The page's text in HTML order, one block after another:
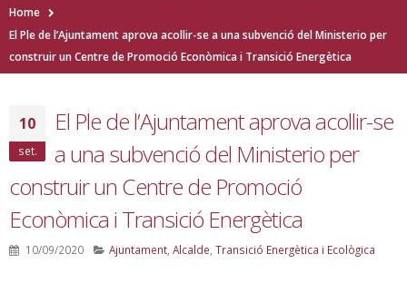
Home
El Ple de l’Ajuntament aprova acollir-se a una subvenció del Ministerio per
construir un Centre de Promoció Econòmica i Transició Energètica
10
set.
El Ple de l’Ajuntament aprova acollir-se
a una subvenció del Ministerio per
construir un Centre de Promoció
Econòmica i Transició Energètica
10/09/2020 Ajuntament ,Alcalde ,Transició Energètica i Ecològica